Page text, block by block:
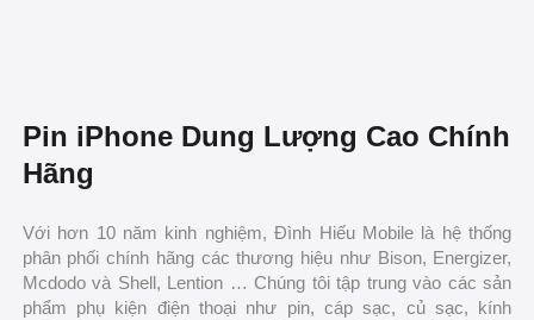
Pin iPhone Dung Lượng Cao Chính
Hãng
Với hơn 10 năm kinh nghiệm, Đình Hiếu Mobile là hệ thống
phân phối chính hãng các thương hiệu như Bison, Energizer,
Mcdodo và Shell, Lention … Chúng tôi tập trung vào các sản
phẩm phụ kiện điện thoại như pin, cáp sạc, củ sạc, kính